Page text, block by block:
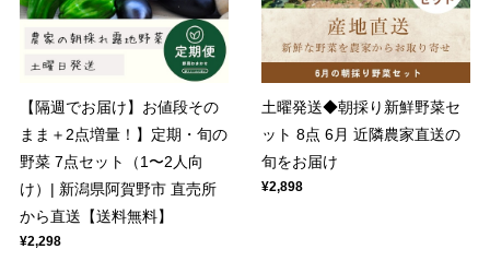
【隔週でお届け】お値段その
まま＋2点増量！】定期・旬の
野菜 7点セット（1〜2人向
け）| 新潟県阿賀野市 直売所
から直送【送料無料】
¥2,298
土曜発送◆朝採り新鮮野菜セ
ット 8点 6月 近隣農家直送の
旬をお届け
¥2,898